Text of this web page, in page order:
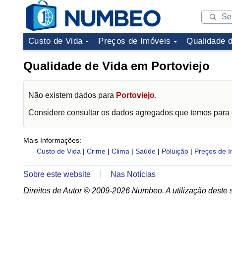
Custo de Vida Preços de Imóveis Qualidade
Qualidade de Vida em Portoviejo
Não existem dados para Portoviejo.
Considere consultar os dados agregados que temos para
Mais Informações:
Custo de Vida | Crime | Clima | Saúde | Poluição | Preços de
Sobre este website
Nas Notícias
Direitos de Autor © 2009-2026 Numbeo. A utilização deste